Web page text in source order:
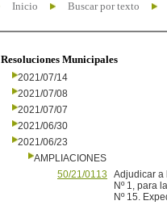
Inicio Buscar por texto
Resoluciones Municipales
2021/07/14
2021/07/08
2021/07/07
2021/06/30
2021/06/23
AMPLIACIONES
50/21/0113
Adjudicar a
Nº 1, para
Nº 15.